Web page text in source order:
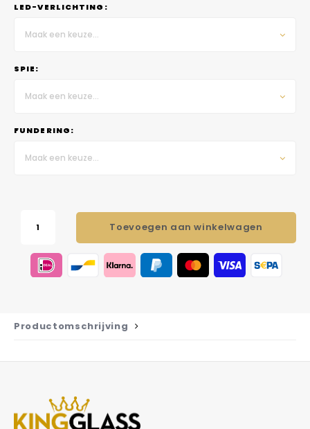
LED-VERLICHTING:
Maak een keuze...
SPIE:
Maak een keuze...
FUNDERING:
Maak een keuze...
Toevoegen aan winkelwagen
Productomschrijving